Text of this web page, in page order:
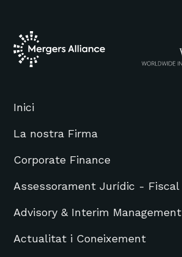
Inici
La nostra Firma
Corporate Finance
Assessorament Jurídic - Fiscal
Advisory & Interim Management
Actualitat i Coneixement